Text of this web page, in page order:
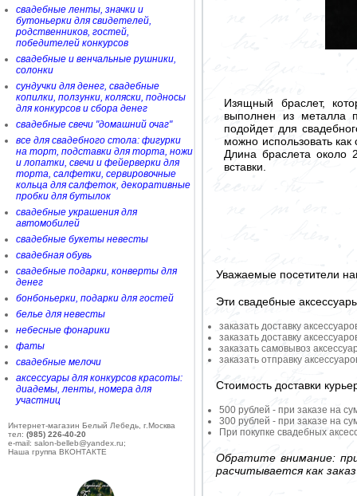
свадебные ленты, значки и
бутоньерки для свидетелей,
родственников, гостей,
победителей конкурсов
свадебные и венчальные рушники,
солонки
сундучки для денег, свадебные
копилки, ползунки, коляски, подносы
для конкурсов и сбора денег
свадебные свечи "домашний очаг"
все для свадебного стола: фигурки
на торт, подставки для торта, ножи
и лопатки, свечи и фейерверки для
торта, салфетки, сервировочные
кольца для салфеток, декоративные
пробки для бутылок
свадебные украшения для
автомобилей
свадебные букеты невесты
свадебная обувь
свадебные подарки, конверты для
денег
бонбоньерки, подарки для гостей
белье для невесты
небесные фонарики
фаты
свадебные мелочи
аксессуары для конкурсов красоты:
диадемы, ленты, номера для
участниц
Интернет-магазин Белый Лебедь, г.Москва
тел: (985) 226-40-20
e-mail: salon-belleb@yandex.ru;
Наша группа ВКОНТАКТЕ
Изящный браслет,
выполнен из металла
подойдет для
можно использовать
Длина браслета
вставки.
Уважаемые посетители
Эти свадебные
заказать доставку
заказать доставку
заказать самовывоз
заказать отправку
Стоимость доставки
500 рублей - при заказе на
300 рублей - при заказе на
При покупке свадебных
Обратите внимание:
расчитывается как